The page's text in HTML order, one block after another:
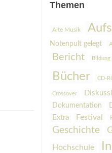
Themen
Alte Musik
Notenpult gelegt
Bericht
Bücher CD-
Crossover
Dokumentation
Extra Festival
Geschichte
Hochschule